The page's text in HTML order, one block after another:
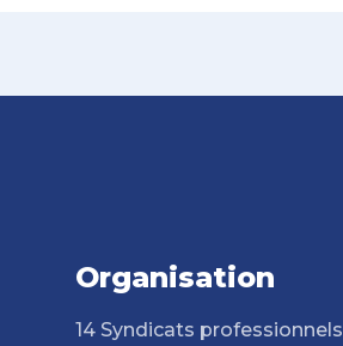
Organisation
14 Syndicats professionnels